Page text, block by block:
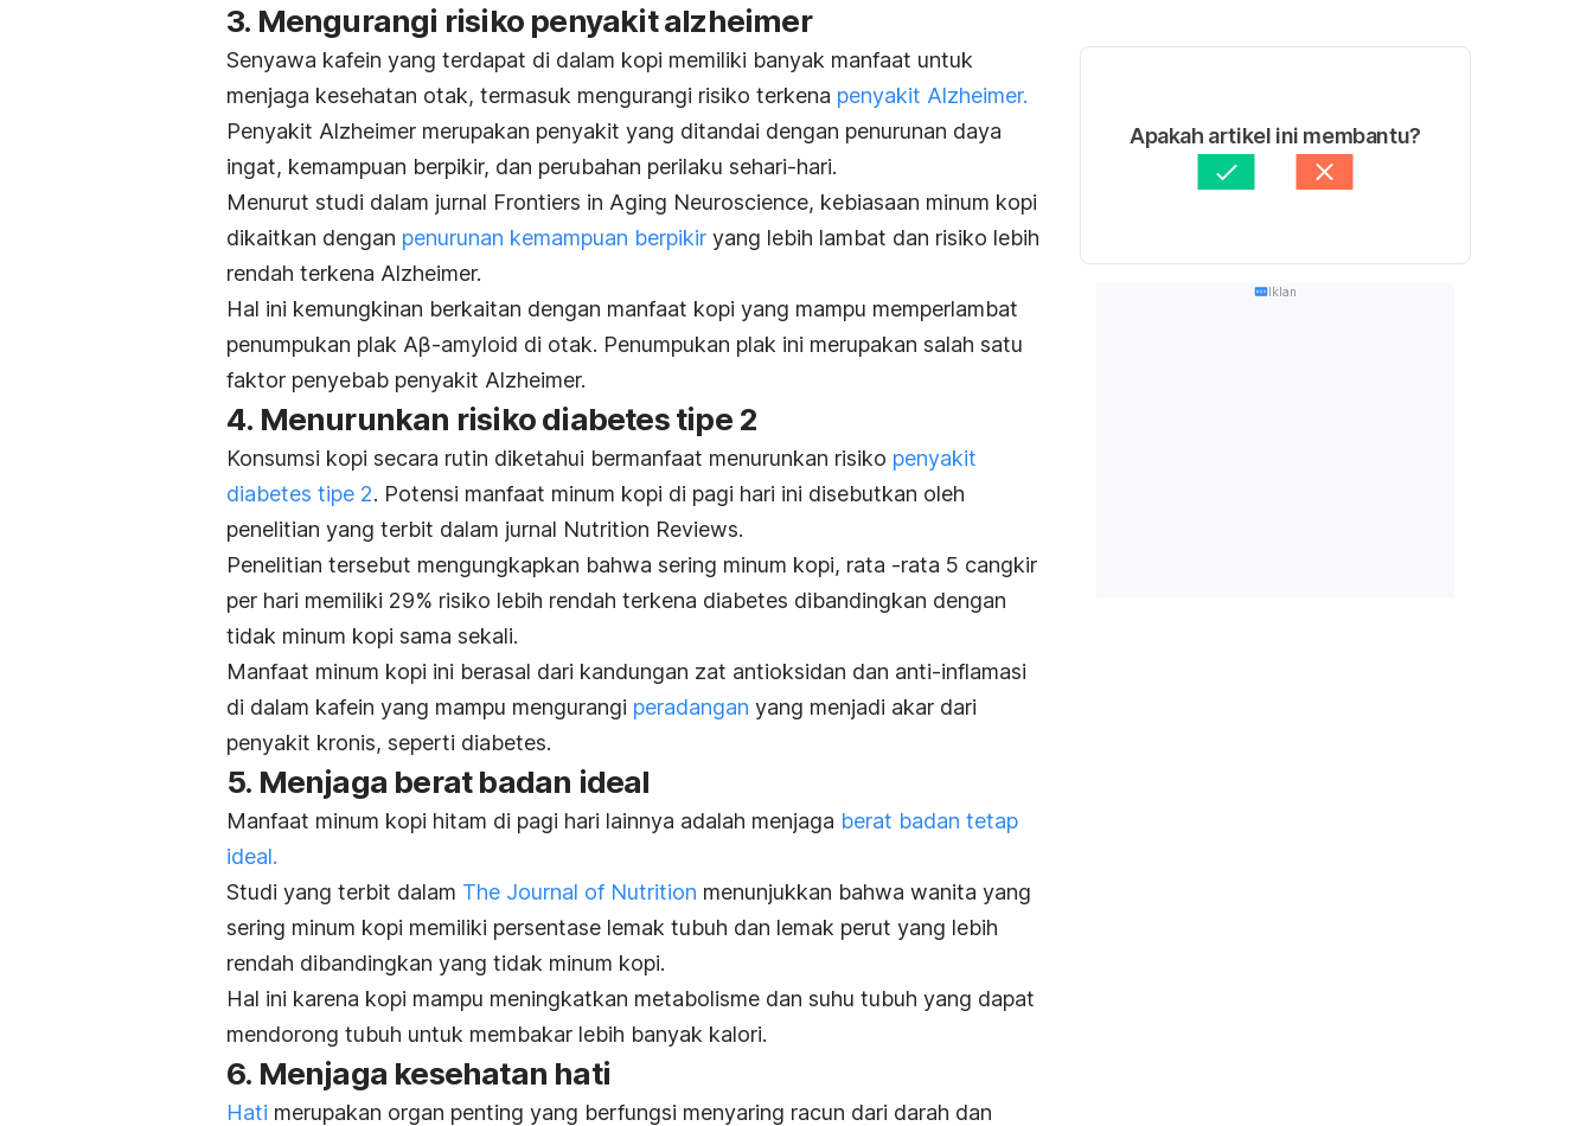
3. Mengurangi risiko penyakit alzheimer
Senyawa kafein yang terdapat di dalam kopi memiliki banyak manfaat untuk
menjaga kesehatan otak, termasuk mengurangi risiko terkena penyakit Alzheimer.
Penyakit Alzheimer merupakan penyakit yang ditandai dengan penurunan daya
ingat, kemampuan berpikir, dan perubahan perilaku sehari-hari.
Menurut studi dalam jurnal Frontiers in Aging Neuroscience, kebiasaan minum kopi
dikaitkan dengan penurunan kemampuan berpikir yang lebih lambat dan risiko lebih
rendah terkena Alzheimer.
Hal ini kemungkinan berkaitan dengan manfaat kopi yang mampu memperlambat
penumpukan plak Aβ-amyloid di otak. Penumpukan plak ini merupakan salah satu
faktor penyebab penyakit Alzheimer.
4. Menurunkan risiko diabetes tipe 2
Konsumsi kopi secara rutin diketahui bermanfaat menurunkan risiko penyakit
diabetes tipe 2. Potensi manfaat minum kopi di pagi hari ini disebutkan oleh
penelitian yang terbit dalam jurnal Nutrition Reviews.
Penelitian tersebut mengungkapkan bahwa sering minum kopi, rata -rata 5 cangkir
per hari memiliki 29% risiko lebih rendah terkena diabetes dibandingkan dengan
tidak minum kopi sama sekali.
Manfaat minum kopi ini berasal dari kandungan zat antioksidan dan anti-inflamasi
di dalam kafein yang mampu mengurangi peradangan yang menjadi akar dari
penyakit kronis, seperti diabetes.
5. Menjaga berat badan ideal
Manfaat minum kopi hitam di pagi hari lainnya adalah menjaga berat badan tetap
ideal.
Studi yang terbit dalam The Journal of Nutrition menunjukkan bahwa wanita yang
sering minum kopi memiliki persentase lemak tubuh dan lemak perut yang lebih
rendah dibandingkan yang tidak minum kopi.
Hal ini karena kopi mampu meningkatkan metabolisme dan suhu tubuh yang dapat
mendorong tubuh untuk membakar lebih banyak kalori.
6. Menjaga kesehatan hati
Hati merupakan organ penting yang berfungsi menyaring racun dari darah dan
Apakah artikel ini membantu?
Iklan